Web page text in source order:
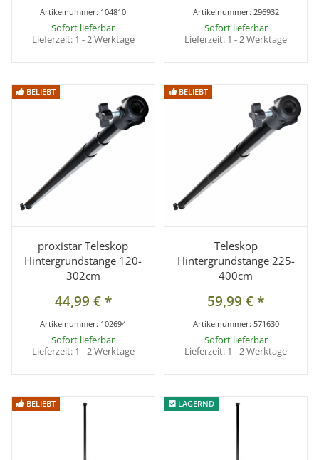
Artikelnummer: 104810
Sofort lieferbar
Lieferzeit: 1 - 2 Werktage
Artikelnummer: 296932
Sofort lieferbar
Lieferzeit: 1 - 2 Werktage
BELIEBT
BELIEBT
proxistar Teleskop
Hintergrundstange 120-
302cm
44,99 €*
Artikelnummer: 102694
Sofort lieferbar
Lieferzeit: 1 - 2 Werktage
BELIEBT
BELIEBT
Teleskop
Hintergrundstange 225-
400cm
59,99 €*
Artikelnummer: 571630
Sofort lieferbar
Lieferzeit: 1 - 2 Werktage
BELIEBT
BELIEBT LAGERND
LAGERND